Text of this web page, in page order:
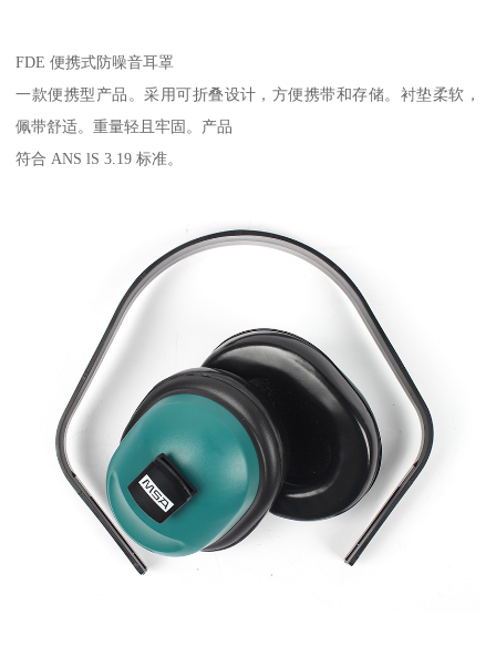
FDE 便携式防噪音耳罩
一款便携型产品。采用可折叠设计，方便携带和存储。衬垫柔软，
佩带舒适。重量轻且牢固。产品
符合 ANS lS 3.19 标准。